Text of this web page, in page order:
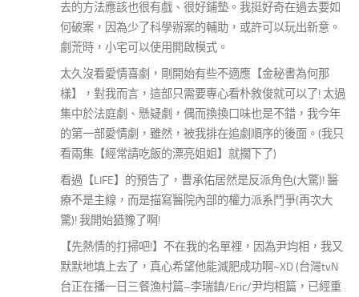
去的方法應該也很有戲、很好鋪墊。我挺好奇在過去要如
何破案，因為少了科學辦案的輔助，或許可以玩出新意。
劇荒時，小宅可以使用開啟模式。
太久沒看愛情喜劇，剛開始有些不適應【金秘書為何那
樣】，對我而言，這部只需要專心看朴敘俊就可以了! 太過
集中於法庭劇、懸疑劇，偶而換換口味也是不錯，我今年
的第一部愛情劇，雖然，被我排在追劇順序的後面。(我只
看兩集【經常請吃飯的漂亮姐姐】就擱下了)
看過【LIFE】的預告了，曹承佑居然是反派角色(大驚)! 醫
療不是主線，而是描寫醫院內部的權力派系鬥爭(再次大
驚)! 我開始猶豫了啊!
【先熱情的打掃吧!】不在我的名單裡，因為尹均相，我又
默默地填上去了，真心希望他能減肥成功啊~XD (台灣tvN
台正在播一日三餐漁村篇–李瑞鎮/Eric/尹均相篇，已經重